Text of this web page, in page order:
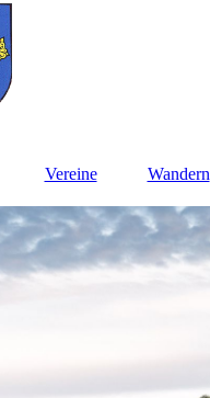
Vereine Wandern